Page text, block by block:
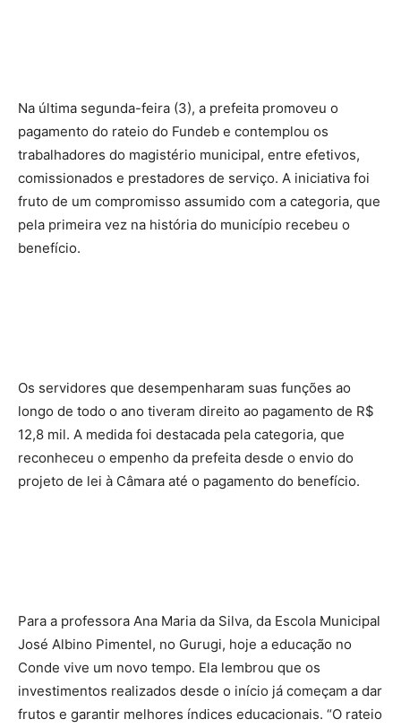
Na última segunda-feira (3), a prefeita promoveu o
pagamento do rateio do Fundeb e contemplou os
trabalhadores do magistério municipal, entre efetivos,
comissionados e prestadores de serviço. A iniciativa foi
fruto de um compromisso assumido com a categoria, que
pela primeira vez na história do município recebeu o
benefício.
Os servidores que desempenharam suas funções ao
longo de todo o ano tiveram direito ao pagamento de R$
12,8 mil. A medida foi destacada pela categoria, que
reconheceu o empenho da prefeita desde o envio do
projeto de lei à Câmara até o pagamento do benefício.
Para a professora Ana Maria da Silva, da Escola Municipal
José Albino Pimentel, no Gurugi, hoje a educação no
Conde vive um novo tempo. Ela lembrou que os
investimentos realizados desde o início já começam a dar
frutos e garantir melhores índices educacionais. “O rateio